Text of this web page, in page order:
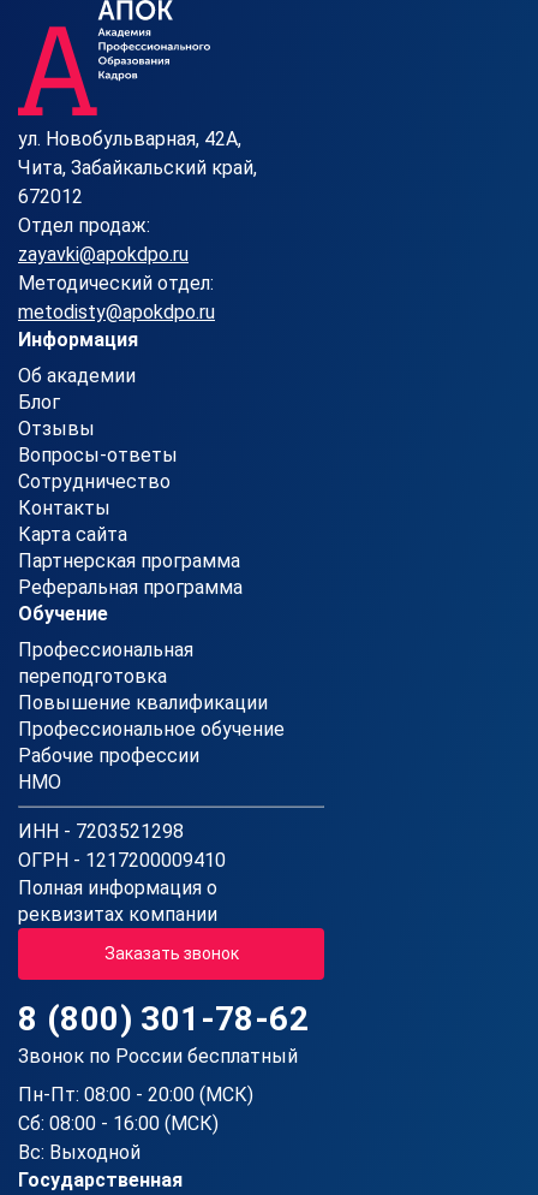
ул. Новобульварная, 42А,
Чита, Забайкальский край,
672012
Отдел продаж:
zayavki@apokdpo.ru
Методический отдел:
metodisty@apokdpo.ru
Информация
Об академии
Блог
Отзывы
Вопросы-ответы
Сотрудничество
Контакты
Карта сайта
Партнерская программа
Реферальная программа
Обучение
Профессиональная
переподготовка
Повышение квалификации
Профессиональное обучение
Рабочие профессии
НМО
ИНН - 7203521298
ОГРН - 1217200009410
Полная информация о
реквизитах компании
Заказать звонок
8 (800) 301-78-62
Звонок по России бесплатный
Пн-Пт: 08:00 - 20:00 (МСК)
Сб: 08:00 - 16:00 (МСК)
Вс: Выходной
Государственная